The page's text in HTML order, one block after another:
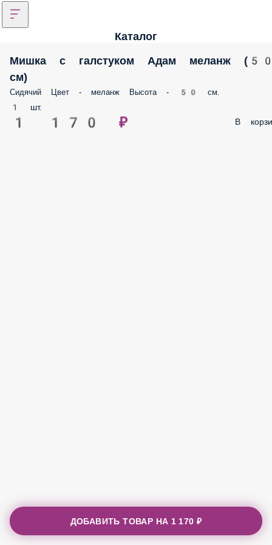
Каталог
Мишка с галстуком Адам меланж
см)
Сидячий Цвет - меланж Высота - 50 см.
1 шт.
1 170 ₽ В
ДОБАВИТЬ ТОВАР НА 1 170 ₽